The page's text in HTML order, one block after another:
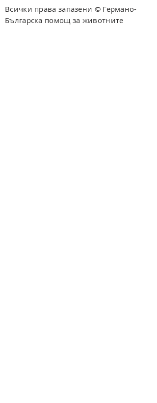
Всички права запазени © Германо-
Българска помощ за животните